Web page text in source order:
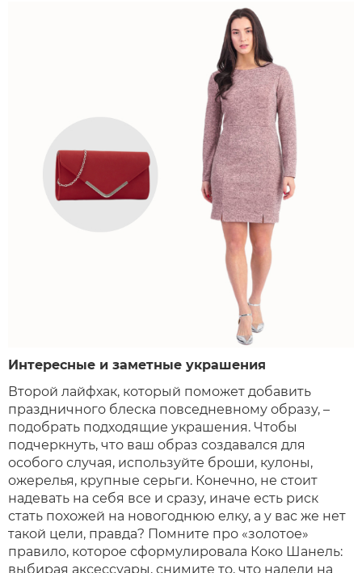
Интересные и заметные украшения
Второй лайфхак, который поможет добавить
праздничного блеска повседневному образу, –
подобрать подходящие украшения. Чтобы
подчеркнуть, что ваш образ создавался для
особого случая, используйте броши, кулоны,
ожерелья, крупные серьги. Конечно, не стоит
надевать на себя все и сразу, иначе есть риск
стать похожей на новогоднюю елку, а у вас же нет
такой цели, правда? Помните про «золотое»
правило, которое сформулировала Коко Шанель:
выбирая аксессуары, снимите то, что надели на